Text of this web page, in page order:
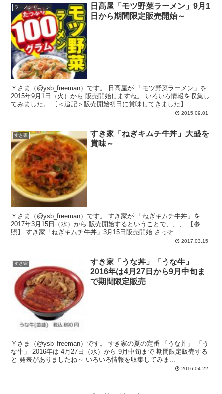
ラーメンチェーン
日高屋「モツ野菜ラーメン」9月1
日から期間限定販売開始～
Ｙさま（@ysb_freeman）です。 日高屋が 「モツ野菜ラーメン」を
2015年9月1日（火）から 販売開始しますね。 いろいろ情報を収集し
てみました。 【＜追記＞販売開始初日に賞味してきました】 ...
2015.09.01
すき家
すき家「ねぎキムチ牛丼」大盛を
賞味～
Ｙさま（@ysb_freeman）です。 すき家が 「ねぎキムチ牛丼」を
2017年3月15日（水）から 販売開始するということで、、、 【参
照】 すき家「ねぎキムチ牛丼」3月15日販売開始 さっそ...
2017.03.15
すき家
すき家「うな丼」「うな牛」
2016年は4月27日から9月中旬ま
で期間限定販売
Ｙさま（@ysb_freeman）です。 すき家の夏の定番 「うな丼」 「う
な牛」 2016年は 4月27日（水）から 9月中旬まで 期間限定販売する
と 発表がありましたね～ いろいろ情報を収集してみま...
2016.04.22